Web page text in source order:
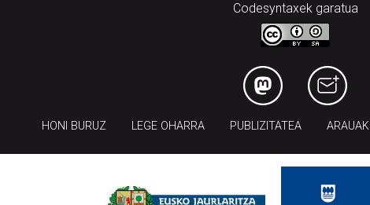
Codesyntaxek garatua
HONI BURUZ LEGE OHARRA PUBLIZITATEA ARAUAK